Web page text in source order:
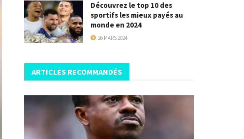
Découvrez le top 10 des
sportifs les mieux payés au
monde en 2024
26 MARS 2024
ARTICLES RECOMMANDÉS